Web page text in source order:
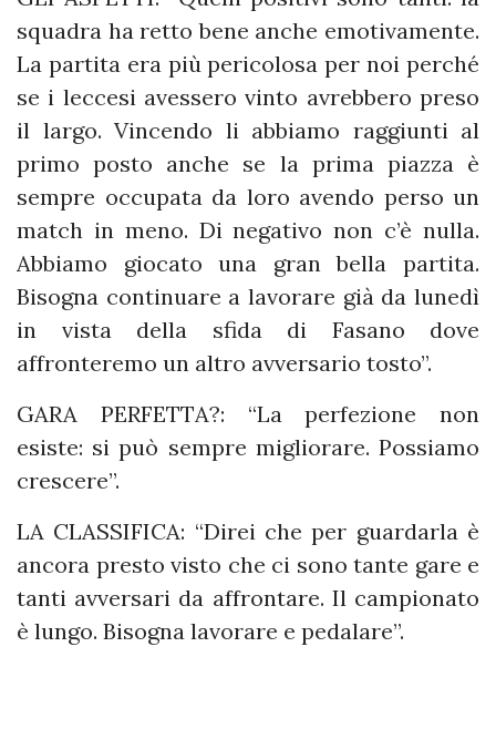
squadra ha retto bene anche emotivamente.
La partita era più pericolosa per noi perché
se i leccesi avessero vinto avrebbero preso
il largo. Vincendo li abbiamo raggiunti al
primo posto anche se la prima piazza è
sempre occupata da loro avendo perso un
match in meno. Di negativo non c’è nulla.
Abbiamo giocato una gran bella partita.
Bisogna continuare a lavorare già da lunedì
in vista della sfida di Fasano dove
affronteremo un altro avversario tosto”.
GARA PERFETTA?: “La perfezione non
esiste: si può sempre migliorare. Possiamo
crescere”.
LA CLASSIFICA: “Direi che per guardarla è
ancora presto visto che ci sono tante gare e
tanti avversari da affrontare. Il campionato
è lungo. Bisogna lavorare e pedalare”.